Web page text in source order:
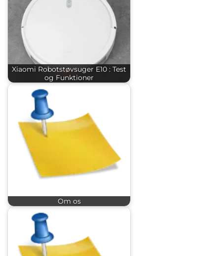
Xiaomi Robotstøvsuger E10 : Test
og Funktioner
Om os